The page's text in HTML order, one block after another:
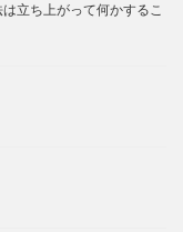
立ち上がって何かするこ